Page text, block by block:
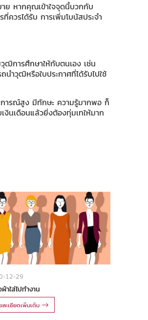
าย หากคุณเข้าใจจุดนี้บวกกับ
วรได้รับ การเพิ่มโบนัสประจำ
ฒิการศึกษาให้กับตนเอง เช่น
ำวุฒิหรือใบประกาศที่ได้รับไปใช้
การณ์สูง มีทักษะ ความรู้มากพอ ก็
นเดือนแล้วยิ่งต้องทุ่มเทให้มาก
12-29
าใส่ไปทำงาน
ละเอียดเพิ่มเติม